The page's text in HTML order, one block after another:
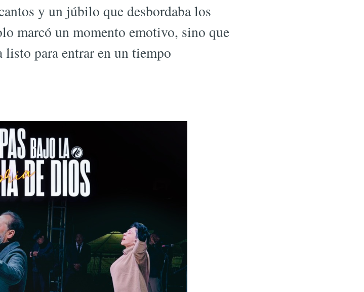
y un júbilo que desbordaba los
marcó un momento emotivo, sino que
listo para entrar en un tiempo